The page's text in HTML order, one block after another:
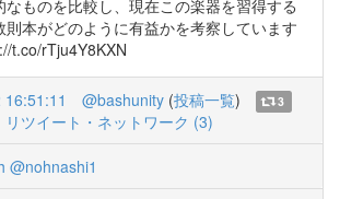
ものを比較し、現在この楽器を習得する
則本がどのように有益かを考察しています
t.co/rTju4Y8KXN
@bashunity (投稿一覧)
3
リツイート・ネットワーク (3)
@nohnashi1